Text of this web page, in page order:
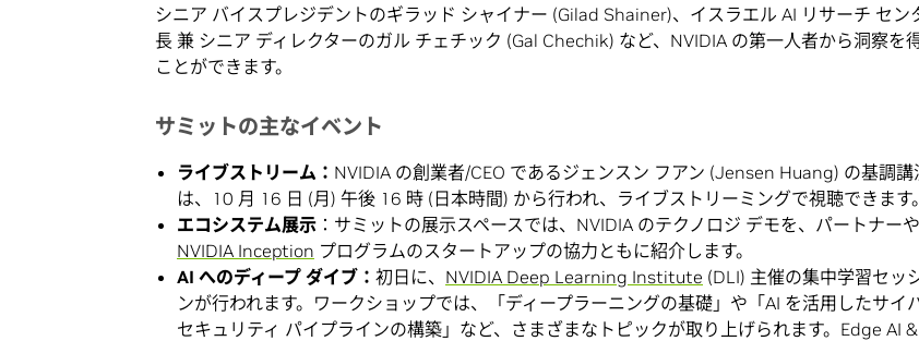
シニア バイスプレジデントのギラッド シャイナー (Gilad Shainer)、イスラエル AI リサーチ セン
長 兼 シニア ディレクターのガル チェチック (Gal Chechik) など、NVIDIA の第一人者から洞察を
ことができます。
サミットの主なイベント
ライブストリーム： NVIDIA の創業者/CEO であるジェンスン フアン (Jensen Huang) の基調講
は、10 月 16 日 (月) 午後 16 時 (日本時間) から行われ、ライブストリーミングで視聴できます。
エコシステム展示 ：サミットの展示スペースでは、NVIDIA のテクノロジ デモを、パートナーや
NVIDIA Inception プログラムのスタートアップの協力ともに紹介します。
AI へのディープ ダイブ： 初日に、 NVIDIA Deep Learning Institute (DLI) 主催の集中学習セッ
ンが行われます。ワークショップでは、「ディープラーニングの基礎」や「AI を活用したサイ
セキュリティ パイプラインの構築」など、さまざまなトピックが取り上げられます。Edge AI &